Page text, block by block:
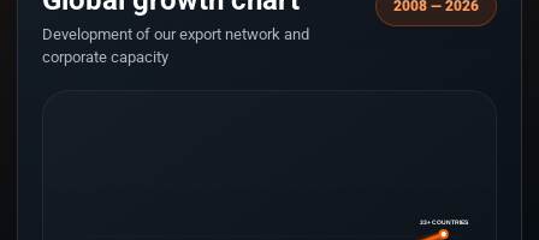
Development of our export network and
corporate capacity
2008 — 2026
33+ COUNTRIES